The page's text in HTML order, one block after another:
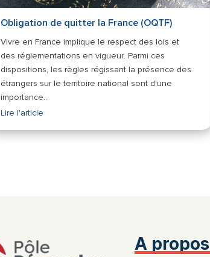
Obligation de quitter la France (OQTF)
Vivre en France implique le respect des lois et
des réglementations en vigueur. Parmi ces
dispositions, les règles régissant la présence des
étrangers sur le territoire national sont d'une
importance…
Lire l'article
A propos